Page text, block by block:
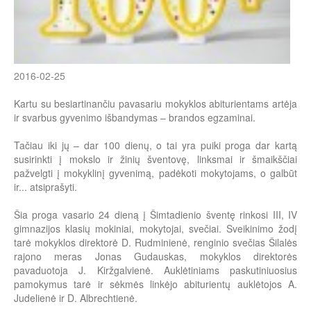
2016-02-25
Kartu su besiartinančiu pavasariu mokyklos abiturientams artėja
ir svarbus gyvenimo išbandymas – brandos egzaminai.
Tačiau iki jų – dar 100 dienų, o tai yra puiki proga dar kartą
susirinkti į mokslo ir žinių šventovę, linksmai ir šmaikščiai
pažvelgti į mokyklinį gyvenimą, padėkoti mokytojams, o galbūt
ir... atsiprašyti.
Šia proga vasario 24 dieną į Šimtadienio šventę rinkosi III, IV
gimnazijos klasių mokiniai, mokytojai, svečiai. Sveikinimo žodį
tarė mokyklos direktorė D. Rudminienė, renginio svečias Šilalės
rajono meras Jonas Gudauskas, mokyklos direktorės
pavaduotoja J. Kiržgalvienė. Auklėtiniams paskutiniuosius
pamokymus tarė ir sėkmės linkėjo abiturientų auklėtojos A.
Judelienė ir D. Albrechtienė.